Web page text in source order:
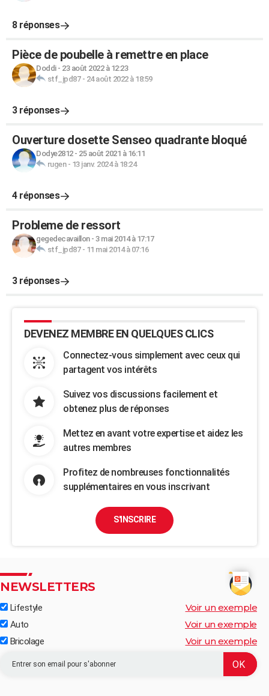
8 réponses
Pièce de poubelle à remettre en place
Doddi- 23 août 2022 à 12:23
stf_jpd87- 24 août 2022 à 18:59
3 réponses
Ouverture dosette Senseo quadrante bloqué
Dodye2812- 25 août 2021 à 16:11
rugen- 13 janv. 2024 à 18:24
4 réponses
Probleme de ressort
gegedecavaillon- 3 mai 2014 à 17:17
stf_jpd87- 11 mai 2014 à 07:16
3 réponses
DEVENEZ MEMBRE EN QUELQUES CLICS
Connectez-vous simplement avec ceux qui
partagent vos intérêts
Suivez vos discussions facilement et
obtenez plus de réponses
Mettez en avant votre expertise et aidez les
autres membres
Profitez de nombreuses fonctionnalités
supplémentaires en vous inscrivant
S'INSCRIRE
NEWSLETTERS
Lifestyle Voir un exemple
Auto Voir un exemple
Bricolage Voir un exemple